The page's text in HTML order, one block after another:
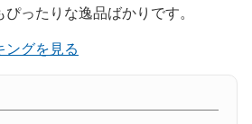
ったりな逸品ばかりです。
ングを見る